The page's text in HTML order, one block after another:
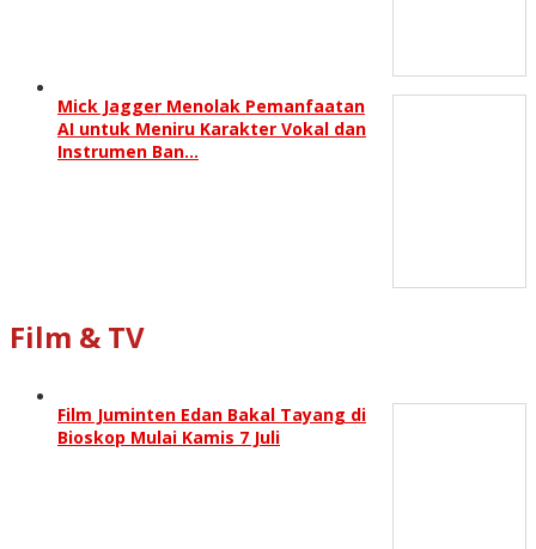
Mick Jagger Menolak Pemanfaatan
AI untuk Meniru Karakter Vokal dan
Instrumen Ban…
Film & TV
Film Juminten Edan Bakal Tayang di
Bioskop Mulai Kamis 7 Juli